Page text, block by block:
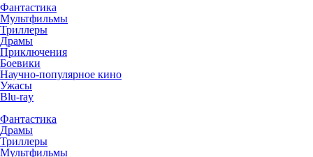
Фантастика
Мультфильмы
Триллеры
Драмы
Приключения
Боевики
Научно-популярное кино
Ужасы
Blu-ray
Фантастика
Драмы
Триллеры
Мультфильмы